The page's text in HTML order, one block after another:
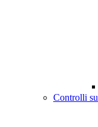
Controlli